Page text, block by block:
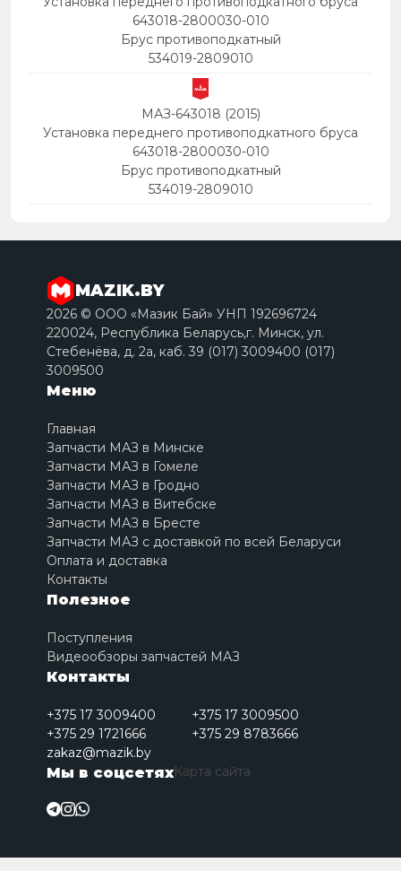
643018-2800030-010
Брус противоподкатный
534019-2809010
МАЗ-643018 (2015)
Установка переднего противоподкатного бруса
643018-2800030-010
Брус противоподкатный
534019-2809010
MAZIK.BY
2026 © ООО «Мазик Бай» УНП 192696724
220024, Республика Беларусь,г. Минск, ул.
Стебенёва, д. 2a, каб. 39 (017) 3009400 (017)
3009500
Меню
Главная
Запчасти МАЗ в Минске
Запчасти МАЗ в Гомеле
Запчасти МАЗ в Гродно
Запчасти МАЗ в Витебске
Запчасти МАЗ в Бресте
Запчасти МАЗ с доставкой по всей Беларуси
Оплата и доставка
Контакты
Полезное
Поступления
Видеообзоры запчастей МАЗ
Контакты
+375 17 3009400
+375 17 3009500
+375 29 1721666
+375 29 8783666
zakaz@mazik.by
Мы в соцсетяхКарта сайта